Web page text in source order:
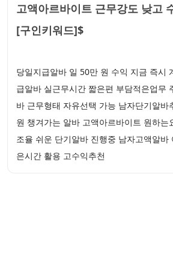
고액아르바이트 근무강도 낮고
[구인키워드]$
당일지급알바 일 50만 원 수익 지금 즉시
급알바 실근무시간 짧은편 부담적은업무
바 근무형태 자유선택 가능 남자단기알바
원 챙겨가는 알바 고액아르바이트 원하는
조율 쉬운 단기알바 진행중 남자고액알바
은시간 활용 고수익추천